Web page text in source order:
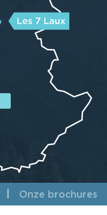
Onze brochures